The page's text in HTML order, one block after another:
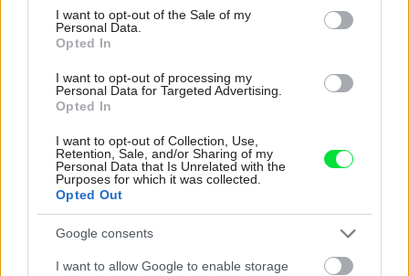
consent section.
I want to opt-out of the Sale of my
Personal Data.
Opted In
I want to opt-out of processing my
Personal Data for Targeted Advertising.
Opted In
I want to opt-out of Collection, Use,
Retention, Sale, and/or Sharing of my
Personal Data that Is Unrelated with the
Purposes for which it was collected.
Opted Out
Google consents
I want to allow Google to enable storage